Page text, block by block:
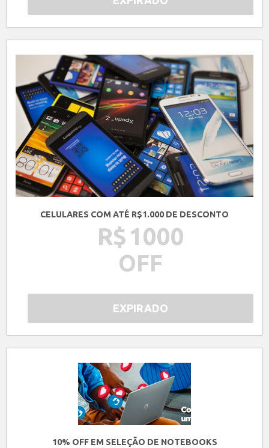
CELULARES COM ATÉ R$1.000 DE DESCONTO
R$ 1000
OFF
EXPIRADO
10% OFF EM SELEÇÃO DE NOTEBOOKS